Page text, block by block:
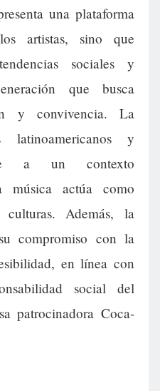
una plataforma
artistas, sino que
sociales y
que busca
y convivencia. La
y
a un contexto
música actúa como
culturas. Además, la
compromiso con la
en línea con
social del
patrocinadora Coca-